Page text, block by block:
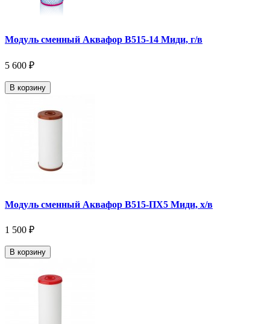
Модуль сменный Аквафор В515-14 Миди, г/в
5 600 ₽
В корзину
Модуль сменный Аквафор В515-ПХ5 Миди, х/в
1 500 ₽
В корзину